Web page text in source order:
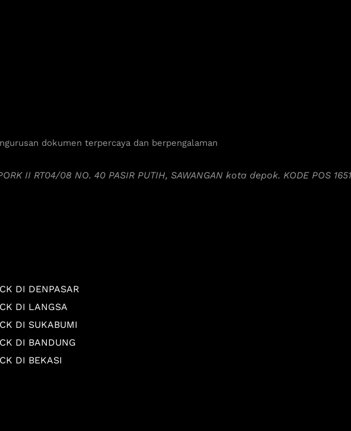
dokumen terpercaya dan berpengalaman
II RT04/08 NO. 40 PASIR PUTIH, SAWANGAN kota depok. KODE POS
DI DENPASAR
DI LANGSA
DI SUKABUMI
DI BANDUNG
DI BEKASI